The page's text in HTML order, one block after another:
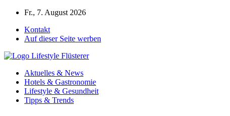
Zum
springen
Fr., 7. August 2026
Kontakt
Auf dieser Seite werben
Aktuelles & News
Hotels & Gastronomie
Lifestyle & Gesundheit
Tipps & Trends